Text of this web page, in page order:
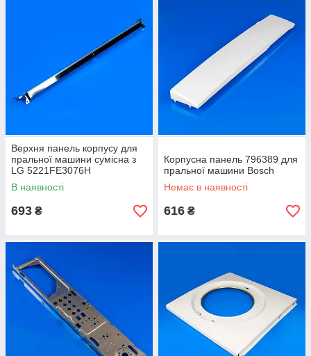
Верхня панель корпусу для
пральної машини сумісна з
LG 5221FE3076H
В наявності
693 ₴
Корпусна панель 796389 для
пральної машини Bosch
Немає в наявності
616 ₴